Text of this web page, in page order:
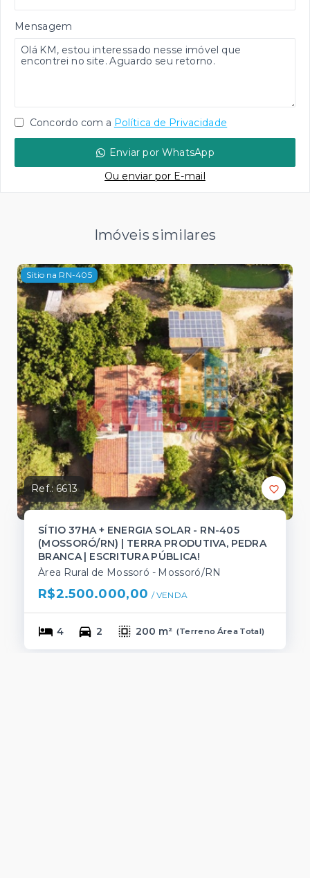
Mensagem
Concordo com a Política de Privacidade
Enviar por WhatsApp
Ou enviar por E-mail
Imóveis similares
Sítio na RN-405
Ref.:6613
SÍTIO 37HA + ENERGIA SOLAR - RN-405
(MOSSORÓ/RN) | TERRA PRODUTIVA, PEDRA
BRANCA | ESCRITURA PÚBLICA!
Àrea Rural de Mossoró - Mossoró/RN
R$2.500.000,00 / VENDA
4 2 200 m² (Terreno Área Total)